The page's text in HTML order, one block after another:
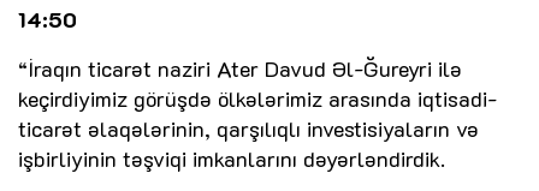
14:50
“İraqın ticarət naziri Ater Davud Əl-Ğureyri ilə
keçirdiyimiz görüşdə ölkələrimiz arasında iqtisadi-
ticarət əlaqələrinin, qarşılıqlı investisiyaların və
işbirliyinin təşviqi imkanlarını dəyərləndirdik.